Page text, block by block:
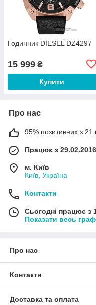
Годинник DIESEL DZ4297
15 999 ₴
Купити
Про нас
95% позитивних з 21
Працює з 29.02.2016
м. Київ
Київ, Україна
Контакти
Сьогодні працює з
Показати весь
Про нас
Контакти
Доставка та оплата